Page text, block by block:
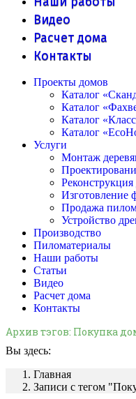
Видео
Расчет дома
Контакты
Проекты домов
Каталог
Каталог
Каталог
Каталог
Услуги
Монтаж
Изготовление
Продажа
Устройство
Производство
Пиломатериалы
Наши работы
Статьи
Видео
Расчет дома
Контакты
Архив тэгов: Покупка
Вы здесь:
Главная
Записи с тегом